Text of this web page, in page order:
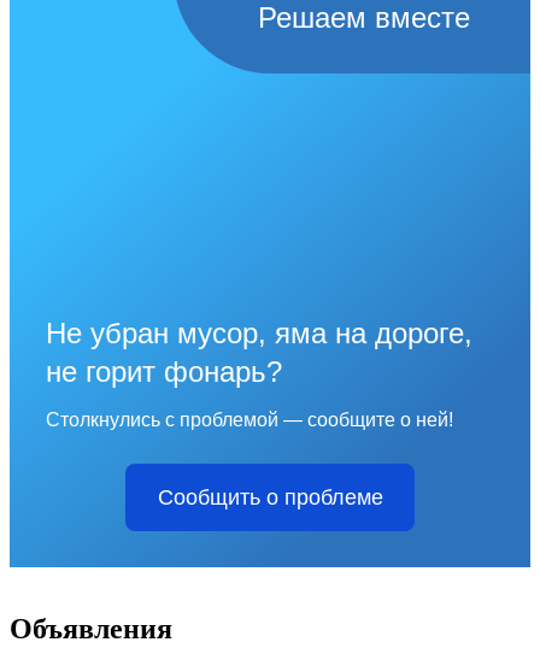
Решаем вместе
Не убран мусор, яма на дороге,
не горит фонарь?
Столкнулись с проблемой — сообщите о ней!
Сообщить о проблеме
Объявления